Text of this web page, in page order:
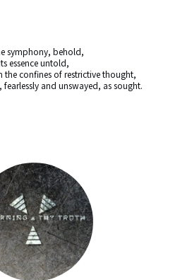
symphony, behold,
essence untold,
the confines of restrictive thought,
and unswayed, as sought.